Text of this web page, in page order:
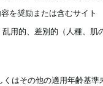
を奨励または含むサイト
用的、差別的（人種、
はその他の適用年齢基